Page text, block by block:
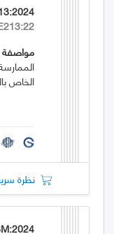
مواصفة
الخاص
نظرة